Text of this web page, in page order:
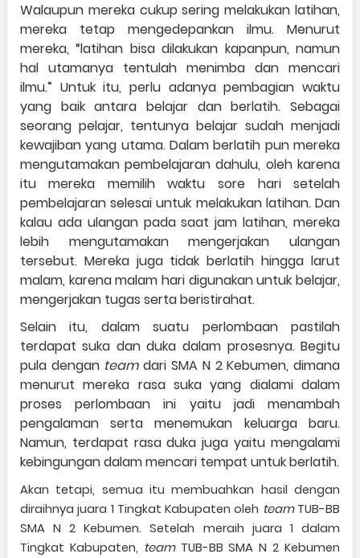
Walaupun mereka cukup sering melakukan latihan,
mereka tetap mengedepankan ilmu. Menurut
mereka, “latihan bisa dilakukan kapanpun, namun
hal utamanya tentulah menimba dan mencari
ilmu.” Untuk itu, perlu adanya pembagian waktu
yang baik antara belajar dan berlatih. Sebagai
seorang pelajar, tentunya belajar sudah menjadi
kewajiban yang utama. Dalam berlatih pun mereka
mengutamakan pembelajaran dahulu, oleh karena
itu mereka memilih waktu sore hari setelah
pembelajaran selesai untuk melakukan latihan. Dan
kalau ada ulangan pada saat jam latihan, mereka
lebih mengutamakan mengerjakan ulangan
tersebut. Mereka juga tidak berlatih hingga larut
malam, karena malam hari digunakan untuk belajar,
mengerjakan tugas serta beristirahat.
Selain itu, dalam suatu perlombaan pastilah
terdapat suka dan duka dalam prosesnya. Begitu
pula dengan teamdari SMA N 2 Kebumen, dimana
menurut mereka rasa suka yang dialami dalam
proses perlombaan ini yaitu jadi menambah
pengalaman serta menemukan keluarga baru.
Namun, terdapat rasa duka juga yaitu mengalami
kebingungan dalam mencari tempat untuk berlatih.
Akan tetapi, semua itu membuahkan hasil dengan
diraihnya juara 1 Tingkat Kabupaten oleh teamTUB-BB
SMA N 2 Kebumen. Setelah meraih juara 1 dalam
Tingkat Kabupaten, teamTUB-BB SMA N 2 Kebumen